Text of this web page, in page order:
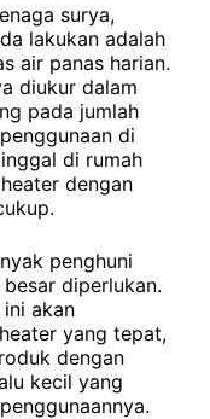
surya,
lakukan adalah
air panas harian.
diukur dalam
pada jumlah
di
di rumah
dengan
penghuni
diperlukan.
akan
yang tepat,
dengan
kecil yang